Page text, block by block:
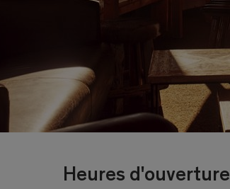
Heures d'ouverture